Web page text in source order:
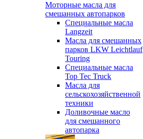
Моторные масла для
смешанных автопарков
Специальные масла
Langzeit
Масла для смешанных
парков LKW Leichtlauf
Touring
Специальные масла
Top Tec Truck
Масла для
сельскохозяйственной
техники
Доливочные масло
для смешанного
автопарка